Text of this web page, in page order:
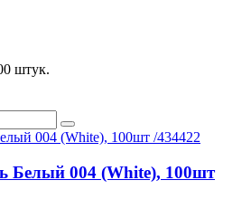
штук.
Белый 004 (White), 100шт